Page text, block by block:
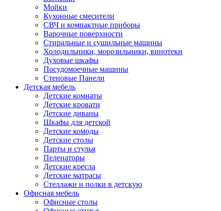
Мойки
Кухонные смесители
СВЧ и компактные приборы
Варочные поверхности
Стиральные и сушильные машины
Холодильники, морозильники, винотеки
Духовые шкафы
Посудомоечные машины
Стеновые Панели
Детская мебель
Детские комнаты
Детские кровати
Детские диваны
Шкафы для детской
Детские комоды
Детские столы
Парты и стулья
Пеленаторы
Детские кресла
Детские матрасы
Стеллажи и полки в детскую
Офисная мебель
Офисные столы